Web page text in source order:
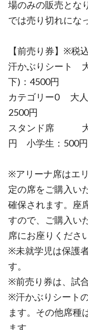
場のみの販売とな
では売り切れにな
【前売り券】※税
汗かぶりシート
下)：4500円
カテゴリー0 大
2500円
スタンド席 大
円 小学生：500円
※アリーナ席はエ
定の席をご購入い
確保されます。座
すので、ご購入い
席にお座りくださ
※未就学児は保護
す。
※前売り券は、試
※汗かぶりシート
ます。その他席種
ます。